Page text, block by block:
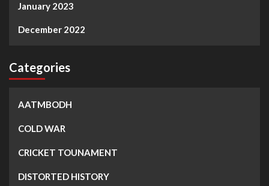
January 2023
December 2022
Categories
AATMBODH
COLD WAR
CRICKET TOUNAMENT
DISTORTED HISTORY